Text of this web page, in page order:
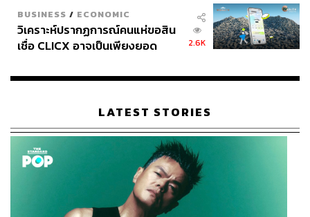
ปัญญาประดิษฐ์ (Artificial intelligence - AI)
APEC 2025 นายกรัฐมนตรี
OECD
APEC
กองทุนการเงินระหว่างประเทศ (IMF)
อนุทิน ชาญวีรกูล
BUSINESS / ECONOMIC
วิเคราะห์ปรากฏการณ์คนแห่ขอสิน
เชื่อ CLICX อาจเป็นเพียงยอด
เรือนไทยที่ถูกซุกไว้
2.6K
LATEST STORIES